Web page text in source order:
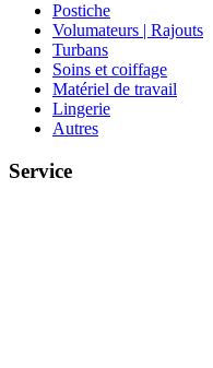
Postiche
Volumateurs | Rajouts
Turbans
Soins et coiffage
Matériel de travail
Lingerie
Autres
Service